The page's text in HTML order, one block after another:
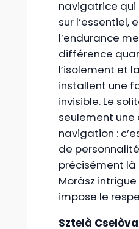
navigatrice qui
sur l’essentiel,
l’endurance
différence
l’isolement et
installent une
invisible. Le
seulement une
navigation :
de
précisément là
Moràsz
impose le
Sztelà